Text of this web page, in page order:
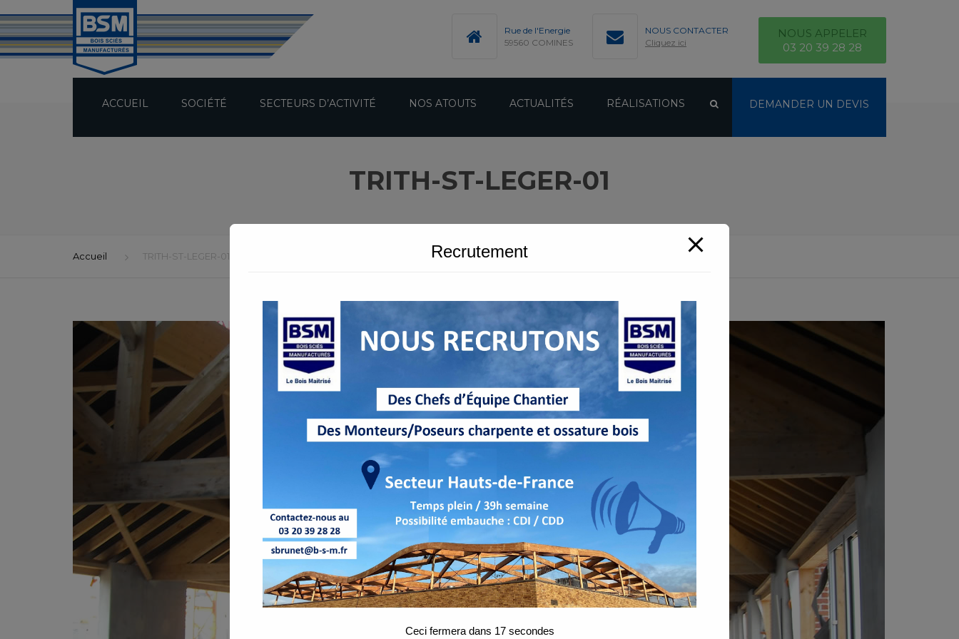
Rue de l'Energie
59560 COMINES
NOUS CONTACTER
Cliquez ici
NOUS APPELER
03 20 39 28 28
ACCUEIL SOCIÉTÉ SECTEURS D’ACTIVITÉ NOS ATOUTS ACTUALITÉS RÉALISATIONS DEMANDER UN DEVIS
TRITH-ST-LEGER-01
Accueil TRITH-ST-LEGER-01 Recrutement
Ceci fermera dans 16secondes